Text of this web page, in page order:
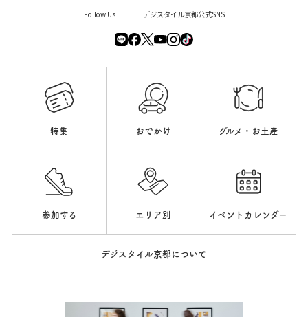
Follow Us デジスタイル京都公式SNS
特集 おでかけ グルメ・お土産
参加する エリア別 イベントカレンダー
デジスタイル京都について